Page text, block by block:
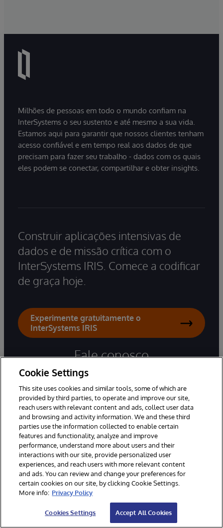
Milhões de pessoas em todo o mundo confiam na
InterSystems o seu sustento e até mesmo a sua vida.
Estamos aqui para garantir que nossos clientes tenham
acesso confiável e em tempo real aos dados de que
precisam para fazer seu trabalho - dados com os quais
eles podem se conectar, compartilhar e obter insights.
Construir aplicações intensivas de
dados e de missão crítica com o
InterSystems IRIS. Comece a codificar
de graça hoje.
Experimente gratuitamente o
InterSystems IRIS
Fale conosco
Escritório Brasil: (11) 3014-7000
Perguntas Gerais
Suporte por e-mail
Escritórios em todo o mundo
Produtos
Soluções
Cookie Settings
This site uses cookies and similar tools, some of which are
provided by third parties, to operate and improve our site,
reach users with relevant content and ads, collect user data
and browsing and activity information. We and these third
parties use the information collected to enable certain
features and functionality, analyze and improve
performance, understand more about users and their
interactions with our site, provide personalized user
experiences, and reach users with more relevant content
and ads. You can review and change your preferences for
certain cookies on our site, by clicking Cookie Settings.
More info: Privacy Policy
Cookies Settings Accept All Cookies